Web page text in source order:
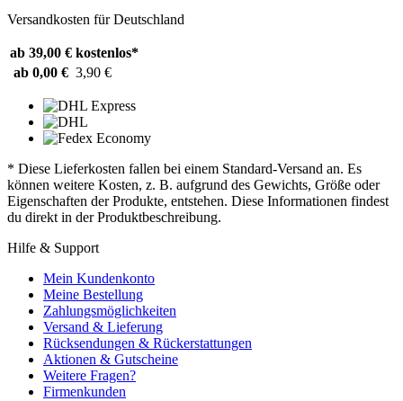
Versandkosten für Deutschland
ab 39,00 € kostenlos*
ab 0,00 € 3,90 €
* Diese Lieferkosten fallen bei einem Standard-Versand an. Es
können weitere Kosten, z. B. aufgrund des Gewichts, Größe oder
Eigenschaften der Produkte, entstehen. Diese Informationen findest
du direkt in der Produktbeschreibung.
Hilfe & Support
Mein Kundenkonto
Meine Bestellung
Zahlungsmöglichkeiten
Versand & Lieferung
Rücksendungen & Rückerstattungen
Aktionen & Gutscheine
Weitere Fragen?
Firmenkunden